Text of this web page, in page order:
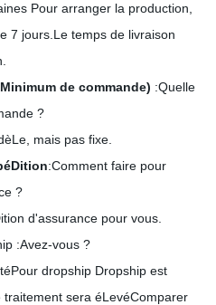
Pour arranger la production,
7 jours.Le temps de livraison
de commande) :Quelle
?
mais pas fixe.
:Comment faire pour
?
d'assurance pour vous.
:Avez-vous ?
dropship Dropship est
sera éLevéComparer